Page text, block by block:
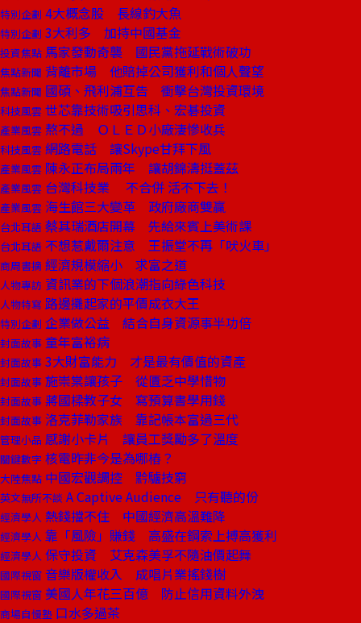
特別企劃 4大概念股 長線釣大魚
特別企劃 3大利多 加持中國基金
投資焦點 馬家發動奇襲 國民黨拖延戰術破功
焦點新聞 背離市場 他賠掉公司獲利和個人聲望
焦點新聞 國碩、飛利浦互告 衝擊台灣投資環境
科技風雲 世芯靠技術吸引思科、宏碁投資
產業風雲 熬不過 ＯＬＥＤ小廠淒慘收兵
科技風雲 網路電話 讓Skype甘拜下風
產業風雲 陳永正布局兩年 讓胡錦濤挺蓋茲
產業風雲 台灣科技業 不合併 活不下去！
產業風雲 海生館三大變革 政府廠商雙贏
台北耳語 蔡其瑞酒店開幕 先給來賓上美術課
台北耳語 不想惹戴爾注意 王振堂不再「吠火車」
商周書摘 經濟規模縮小 求富之道
人物專訪 資訊業的下個浪潮指向綠色科技
人物特寫 路邊攤起家的平價成衣大王
特別企劃 企業做公益 結合自身資源事半功倍
封面故事 童年富裕病
封面故事 3大財富能力 才是最有價值的資產
封面故事 施崇棠讓孩子 從匱乏中學惜物
封面故事 蔣國樑教子女 寫預算書學用錢
封面故事 洛克菲勒家族 靠記帳本富過三代
管理小品 感謝小卡片 讓員工獎勵多了溫度
關鍵數字 核電昨非今是為哪樁？
大陸焦點 中國宏觀調控 黔驢技窮
英文無所不談 A Captive Audience 只有聽的份
經濟學人 熱錢擋不住 中國經濟高溫難降
經濟學人 靠「風險」賺錢 高盛在鋼索上搏高獲利
經濟學人 保守投資 艾克森美孚不隨油價起舞
國際視窗 音樂版權收入 成唱片業搖錢樹
國際視窗 美國人年花三百億 防止信用資料外洩
商場自慢塾 口水多過茶